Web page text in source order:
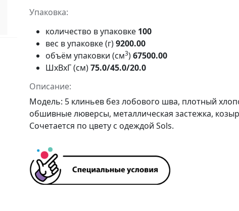
Упаковка:
количество в упаковке 100
вес в упаковке (г)9200.00
объём упаковки (см3)67500.00
ШxВxГ (см)75.0/45.0/20.0
Описание:
Модель: 5 клиньев без лобового шва, плотный
обшивные люверсы, металлическая застежка,
Сочетается по цвету с одеждой Sols.